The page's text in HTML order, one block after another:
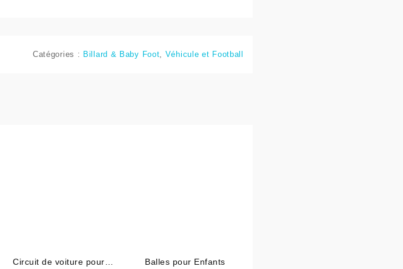
Catégories : Billard & Baby Foot Véhicule et Football
Circuit de voiture pour
Balles pour Enfants